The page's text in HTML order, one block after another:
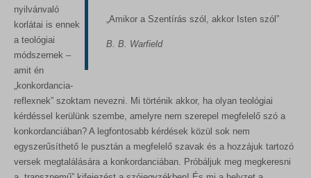
„Amikor a Szentírás szól, akkor Isten szól”
B. B. Warfield
nyilvánvaló
korlátai is ennek
a teológiai
módszernek –
amit én
„konkordancia-
reflexnek” szoktam nevezni. Mi történik akkor, ha olyan teológiai
kérdéssel kerülünk szembe, amelyre nem szerepel megfelelő szó a
konkordanciában? A legfontosabb kérdések közül sok nem
egyszerűsíthető le pusztán a megfelelő szavak és a hozzájuk tartozó
versek megtalálására a konkordanciában. Próbáljuk meg megkeresni